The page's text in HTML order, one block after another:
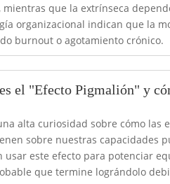
mientras que la extrínseca
organizacional indican que la
burnout o agotamiento crónico.
el "Efecto Pigmalión" y
alta curiosidad sobre cómo las
sobre nuestras capacidades
usar este efecto para potenciar
que termine lográndolo